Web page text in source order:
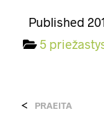
Published
5
< PRAEITA